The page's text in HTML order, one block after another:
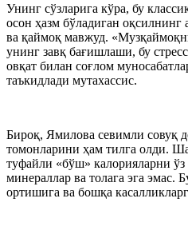
Унинг сўзларига кўра, бу
осон ҳазм бўладиган
ва қаймоқ мавжуд.
унинг завқ бағишлаши, бу
овқат билан соғлом
таъкидлади мутахассис.
Бироқ, Ямилова севимли совуқ
томонларини ҳам тилга олди.
туфайли «бўш» калорияларни
минераллар ва толага эга эмас.
ортишига ва бошқа